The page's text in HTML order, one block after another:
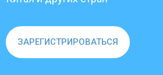
ЗАРЕГИСТРИРОВАТЬСЯ